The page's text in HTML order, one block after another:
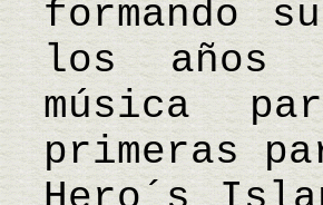
formando
los años
música
primeras